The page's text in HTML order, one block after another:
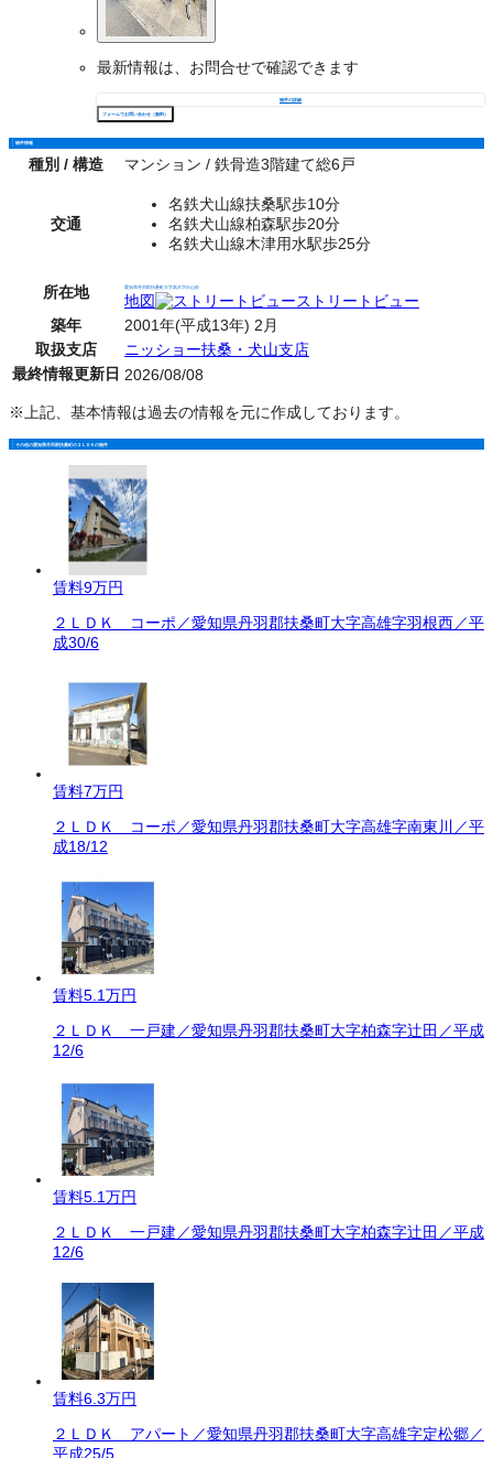
最新情報は、お問合せで確認できます
物件の詳細
フォームでお問い合わせ（無料）
物件情報
種別 / 構造 マンション / 鉄骨造3階建て総6戸
交通
名鉄犬山線扶桑駅歩10分
名鉄犬山線柏森駅歩20分
名鉄犬山線木津用水駅歩25分
所在地 愛知県丹羽郡扶桑町大字高木字白山前
地図
ストリートビュー
築年
2001年(平成13年) 2月
取扱支店
ニッショー扶桑・犬山支店
最終情報更新日 2026/08/08
※上記、基本情報は過去の情報を元に作成しております。
その他の愛知県丹羽郡扶桑町の２ＬＤＫの物件
賃料9万円
２ＬＤＫ コーポ／愛知県丹羽郡扶桑町大字高雄字羽根西／平
成30/6
賃料7万円
２ＬＤＫ コーポ／愛知県丹羽郡扶桑町大字高雄字南東川／平
成18/12
賃料5.1万円
２ＬＤＫ 一戸建／愛知県丹羽郡扶桑町大字柏森字辻田／平成
12/6
賃料5.1万円
２ＬＤＫ 一戸建／愛知県丹羽郡扶桑町大字柏森字辻田／平成
12/6
賃料6.3万円
２ＬＤＫ アパート／愛知県丹羽郡扶桑町大字高雄字定松郷／
平成25/5